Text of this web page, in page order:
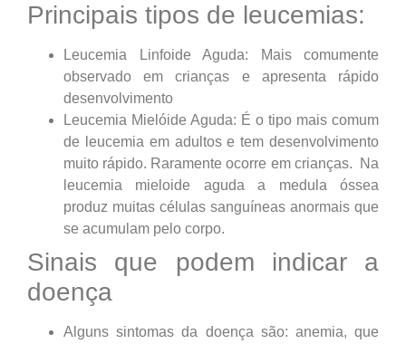
Principais tipos de leucemias:
Leucemia Linfoide Aguda: Mais comumente
observado em crianças e apresenta rápido
desenvolvimento
Leucemia Mielóide Aguda: É o tipo mais comum
de leucemia em adultos e tem desenvolvimento
muito rápido. Raramente ocorre em crianças. Na
leucemia mieloide aguda a medula óssea
produz muitas células sanguíneas anormais que
se acumulam pelo corpo.
Sinais que podem indicar a
doença
Alguns sintomas da doença são: anemia, que